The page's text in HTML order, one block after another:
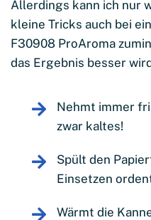
Allerdings kann ich nur
kleine Tricks auch bei
F30908 ProAroma
das Ergebnis besser
Nehmt immer
zwar kaltes!
Spült den
Einsetzen
Wärmt die